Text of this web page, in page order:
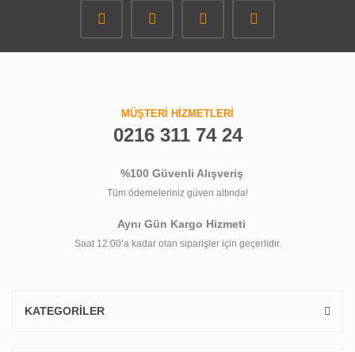
MÜŞTERİ HİZMETLERİ
0216 311 74 24
%100 Güvenli Alışveriş
Tüm ödemeleriniz güven altında!
Aynı Gün Kargo Hizmeti
Saat 12:00’a kadar olan siparişler için geçerlidir.
KATEGORİLER